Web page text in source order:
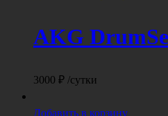
AKG
3000 ₽ /сутки
Добавить в корзину